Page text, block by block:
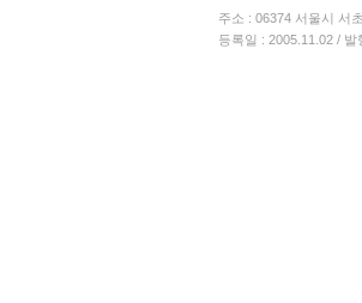
주소 : 06374 서울시 서
등록일 : 2005.11.02 /